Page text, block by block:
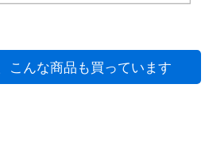
こんな商品も買っています